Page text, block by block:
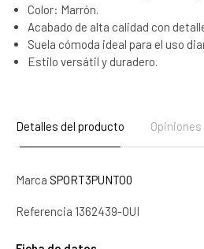
Color: Marrón.
Acabado de alta calidad con
Suela cómoda ideal para el uso
Estilo versátil y duradero.
Detalles del producto Opiniones
Marca SPORT3PUNTO0
Referencia 1362439-OUI